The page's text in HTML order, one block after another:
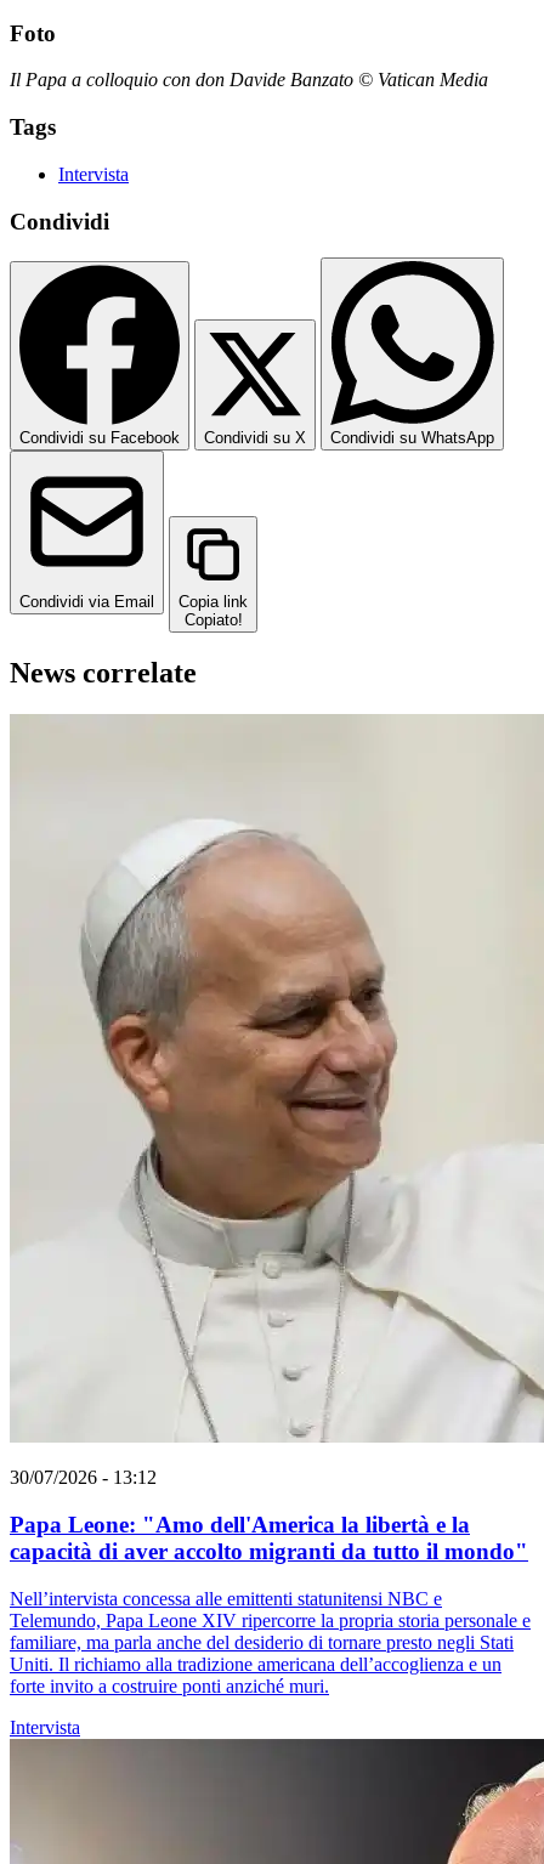
Foto
Il Papa a colloquio con don Davide Banzato © Vatican Media
Tags
Intervista
Condividi
Condividi su Facebook Condividi su X Condividi su WhatsApp
Condividi via Email
Copia link
Copiato!
News correlate
30/07/2026 - 13:12
Papa Leone: "Amo dell'America la libertà e la
capacità di aver accolto migranti da tutto il mondo"
Nell’intervista concessa alle emittenti statunitensi NBC e
Telemundo, Papa Leone XIV ripercorre la propria storia personale e
familiare, ma parla anche del desiderio di tornare presto negli Stati
Uniti. Il richiamo alla tradizione americana dell’accoglienza e un
forte invito a costruire ponti anziché muri.
Intervista